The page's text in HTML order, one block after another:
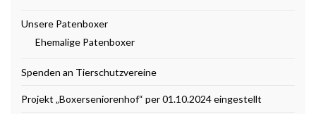
Unsere Patenboxer
Ehemalige Patenboxer
Spenden an Tierschutzvereine
Projekt „Boxerseniorenhof“ per 01.10.2024 eingestellt